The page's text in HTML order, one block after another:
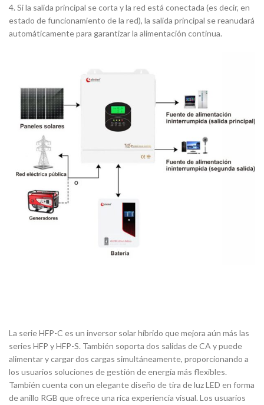
4. Si la salida principal se corta y la red está conectada (es decir, en
estado de funcionamiento de la red), la salida principal se reanudará
automáticamente para garantizar la alimentación continua.
La serie HFP-C es un inversor solar híbrido que mejora aún más las
series HFP y HFP-S. También soporta dos salidas de CA y puede
alimentar y cargar dos cargas simultáneamente, proporcionando a
los usuarios soluciones de gestión de energía más flexibles.
También cuenta con un elegante diseño de tira de luz LED en forma
de anillo RGB que ofrece una rica experiencia visual. Los usuarios